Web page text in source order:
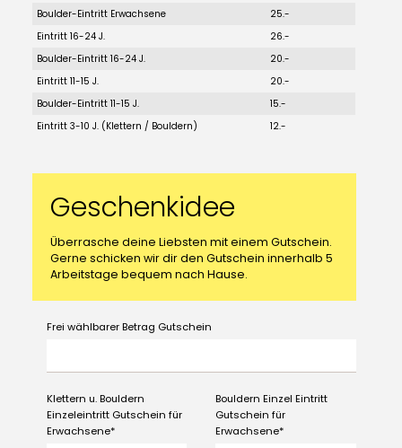
Boulder-Eintritt Erwachsene
25.-
Eintritt 16-24 J.
26.-
Boulder-Eintritt 16-24 J.
20.-
Eintritt 11-15 J.
20.-
Boulder-Eintritt 11-15 J.
15.-
Eintritt 3-10 J. (Klettern / Bouldern)
12.-
Geschenkidee
Überrasche deine Liebsten mit einem Gutschein.
Gerne schicken wir dir den Gutschein innerhalb 5
Arbeitstage bequem nach Hause.
Frei wählbarer Betrag Gutschein
Klettern u. Bouldern
Einzeleintritt Gutschein für
Erwachsene
Bouldern Einzel Eintritt
Gutschein für
Erwachsene